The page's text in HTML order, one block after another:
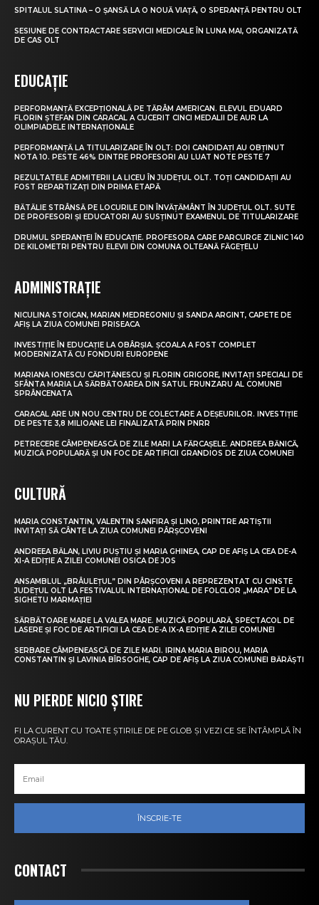
SPITALUL SLATINA – O ȘANSĂ LA O NOUĂ VIAȚĂ, O SPERANȚĂ PENTRU OLT
SESIUNE DE CONTRACTARE SERVICII MEDICALE ÎN LUNA MAI, ORGANIZATĂ
DE CAS OLT
EDUCAȚIE
PERFORMANȚĂ EXCEPȚIONALĂ PE TĂRÂM AMERICAN. ELEVUL EDUARD
FLORIN ȘTEFAN DIN CARACAL A CUCERIT CINCI MEDALII DE AUR LA
OLIMPIADELE INTERNAȚIONALE
PERFORMANȚĂ LA TITULARIZARE ÎN OLT: DOI CANDIDAȚI AU OBȚINUT
NOTA 10. PESTE 46% DINTRE PROFESORI AU LUAT NOTE PESTE 7
REZULTATELE ADMITERII LA LICEU ÎN JUDEȚUL OLT. TOȚI CANDIDAȚII AU
FOST REPARTIZAȚI DIN PRIMA ETAPĂ
BĂTĂLIE STRÂNSĂ PE LOCURILE DIN ÎNVĂȚĂMÂNT ÎN JUDEȚUL OLT. SUTE
DE PROFESORI ȘI EDUCATORI AU SUSȚINUT EXAMENUL DE TITULARIZARE
DRUMUL SPERANȚEI ÎN EDUCAȚIE. PROFESORA CARE PARCURGE ZILNIC 140
DE KILOMETRI PENTRU ELEVII DIN COMUNA OLTEANĂ FĂGEȚELU
ADMINISTRAȚIE
NICULINA STOICAN, MARIAN MEDREGONIU ȘI SANDA ARGINT, CAPETE DE
AFIȘ LA ZIUA COMUNEI PRISEACA
INVESTIȚIE ÎN EDUCAȚIE LA OBÂRȘIA. ȘCOALA A FOST COMPLET
MODERNIZATĂ CU FONDURI EUROPENE
MARIANA IONESCU CĂPITĂNESCU ȘI FLORIN GRIGORE, INVITAȚI SPECIALI DE
SFÂNTA MARIA LA SĂRBĂTOAREA DIN SATUL FRUNZARU AL COMUNEI
SPRÂNCENATA
CARACAL ARE UN NOU CENTRU DE COLECTARE A DEȘEURILOR. INVESTIȚIE
DE PESTE 3,8 MILIOANE LEI FINALIZATĂ PRIN PNRR
PETRECERE CÂMPENEASCĂ DE ZILE MARI LA FĂRCAȘELE. ANDREEA BĂNICĂ,
MUZICĂ POPULARĂ ȘI UN FOC DE ARTIFICII GRANDIOS DE ZIUA COMUNEI
CULTURĂ
MARIA CONSTANTIN, VALENTIN SANFIRA ȘI LINO, PRINTRE ARTIȘTII
INVITAȚI SĂ CÂNTE LA ZIUA COMUNEI PÂRȘCOVENI
ANDREEA BĂLAN, LIVIU PUȘTIU ȘI MARIA GHINEA, CAP DE AFIȘ LA CEA DE-A
XI-A EDIȚIE A ZILEI COMUNEI OSICA DE JOS
ANSAMBLUL „BRÂULEȚUL” DIN PÂRȘCOVENI A REPREZENTAT CU CINSTE
JUDEȚUL OLT LA FESTIVALUL INTERNAȚIONAL DE FOLCLOR „MARA” DE LA
SIGHETU MARMAȚIEI
SĂRBĂTOARE MARE LA VALEA MARE. MUZICĂ POPULARĂ, SPECTACOL DE
LASERE ȘI FOC DE ARTIFICII LA CEA DE-A IX-A EDIȚIE A ZILEI COMUNEI
SERBARE CÂMPENEASCĂ DE ZILE MARI. IRINA MARIA BIROU, MARIA
CONSTANTIN ȘI LAVINIA BÎRSOGHE, CAP DE AFIȘ LA ZIUA COMUNEI BĂRĂȘTI
NU PIERDE NICIO ȘTIRE
FI LA CURENT CU TOATE ȘTIRILE DE PE GLOB ȘI VEZI CE SE ÎNTÂMPLĂ ÎN
ORAȘUL TĂU.
ÎNSCRIE-TE
CONTACT